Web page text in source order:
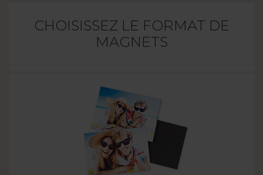
CHOISISSEZ LE FORMAT DE
MAGNETS